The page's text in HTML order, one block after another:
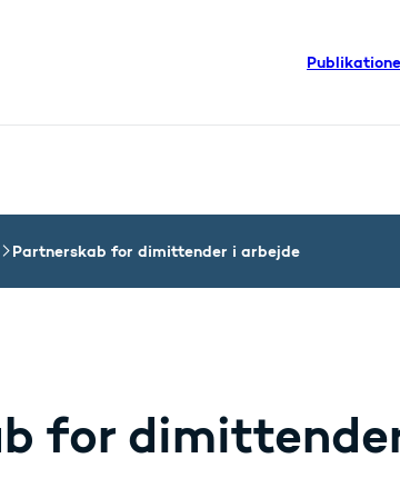
Partnerskab for dimittender i arbejde
for